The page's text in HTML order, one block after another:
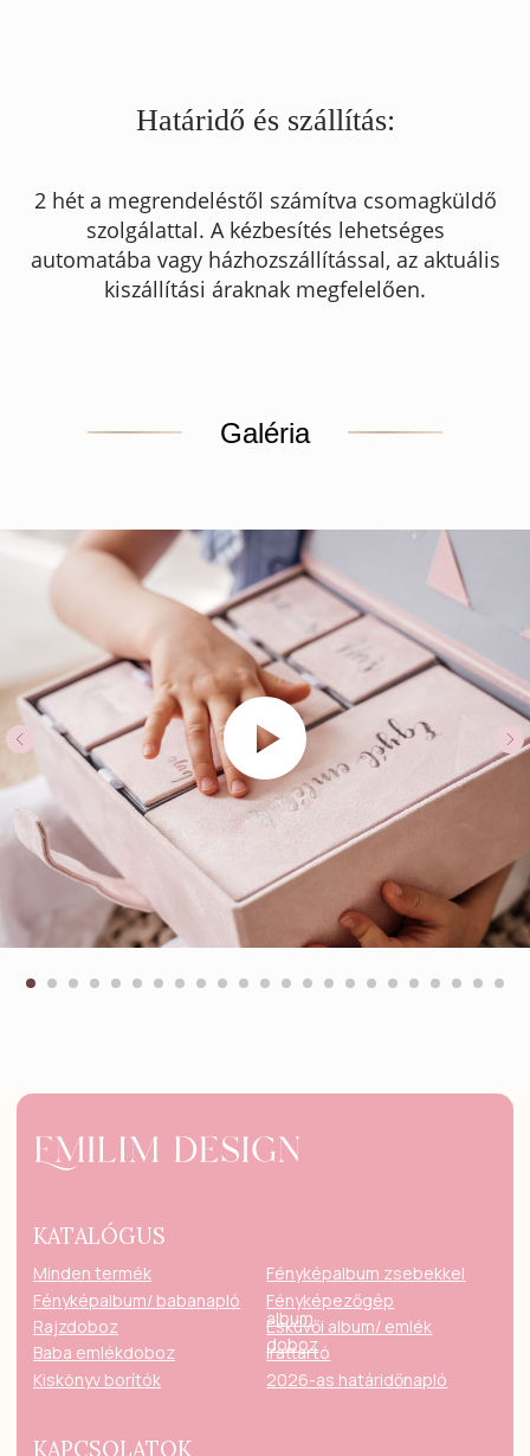
Határidő és szállítás:
2 hét a megrendeléstől számítva csomagküldő
szolgálattal. A kézbesítés lehetséges
automatába vagy házhozszállítással, az aktuális
kiszállítási áraknak megfelelően.
Galéria